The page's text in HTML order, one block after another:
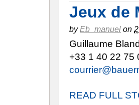
Jeux de
by Eb_manuel on
Guillaume
+33 1 40 22 75
READ FULL